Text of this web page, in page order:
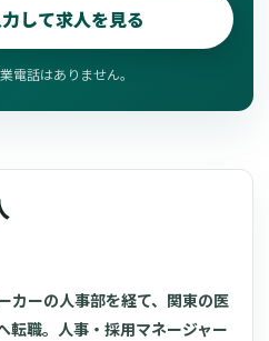
して求人を見る
電話はありません。
カーの人事部を経て、関東の医
転職。人事・採用マネージャー